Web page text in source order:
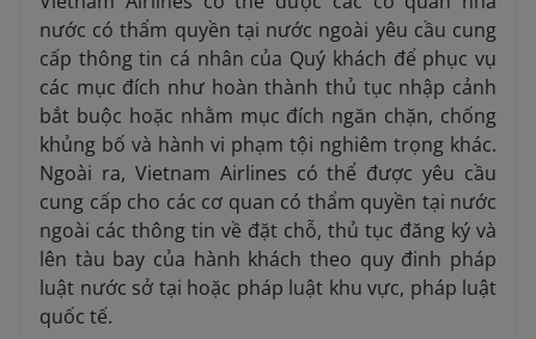
nước có thẩm quyền tại nước ngoài yêu cầu cung
cấp thông tin cá nhân của Quý khách để phục vụ
các mục đích như hoàn thành thủ tục nhập cảnh
bắt buộc hoặc nhằm mục đích ngăn chặn, chống
khủng bố và hành vi phạm tội nghiêm trọng khác.
Ngoài ra, Vietnam Airlines có thể được yêu cầu
cung cấp cho các cơ quan có thẩm quyền tại nước
ngoài các thông tin về đặt chỗ, thủ tục đăng ký và
lên tàu bay của hành khách theo quy đinh pháp
luật nước sở tại hoặc pháp luật khu vực, pháp luật
quốc tế.